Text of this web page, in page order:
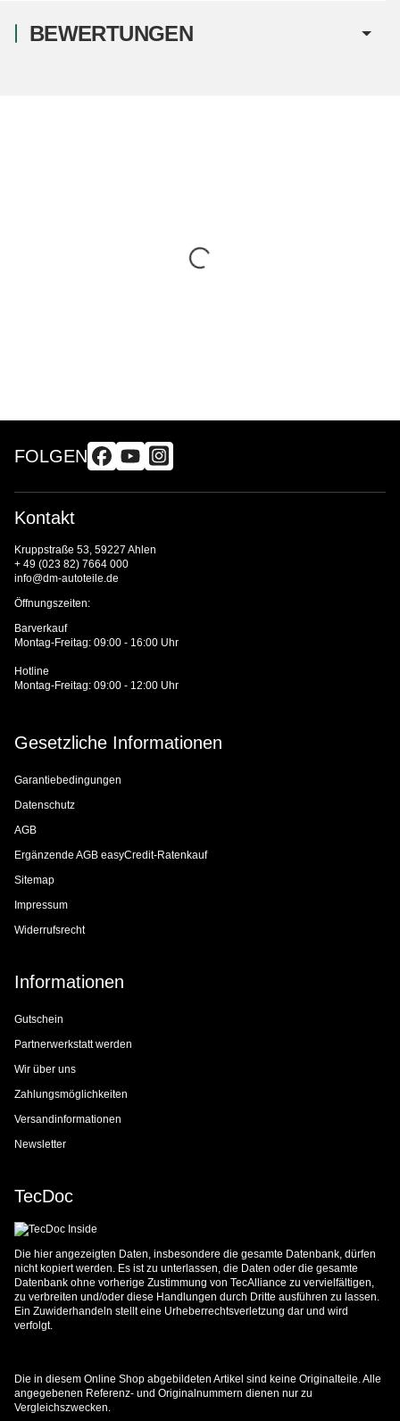
BEWERTUNGEN
FOLGEN
Kontakt
Kruppstraße 53, 59227 Ahlen
+ 49 (023 82) 7664 000
info@dm-autoteile.de
Öffnungszeiten:
Barverkauf
Montag-Freitag: 09:00 - 16:00 Uhr
Hotline
Montag-Freitag: 09:00 - 12:00 Uhr
Gesetzliche Informationen
Garantiebedingungen
Datenschutz
AGB
Ergänzende AGB easyCredit-Ratenkauf
Sitemap
Impressum
Widerrufsrecht
Informationen
Gutschein
Partnerwerkstatt werden
Wir über uns
Zahlungsmöglichkeiten
Versandinformationen
Newsletter
TecDoc
Die hier angezeigten Daten, insbesondere die gesamte Datenbank, dürfen
nicht kopiert werden. Es ist zu unterlassen, die Daten oder die gesamte
Datenbank ohne vorherige Zustimmung von TecAlliance zu vervielfältigen,
zu verbreiten und/oder diese Handlungen durch Dritte ausführen zu lassen.
Ein Zuwiderhandeln stellt eine Urheberrechtsverletzung dar und wird
verfolgt.
Die in diesem Online Shop abgebildeten Artikel sind keine Originalteile. Alle
angegebenen Referenz- und Originalnummern dienen nur zu
Vergleichszwecken.